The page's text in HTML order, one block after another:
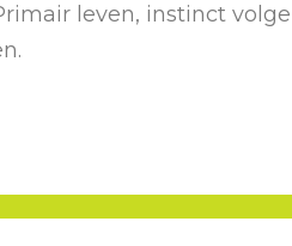
leven, instinct